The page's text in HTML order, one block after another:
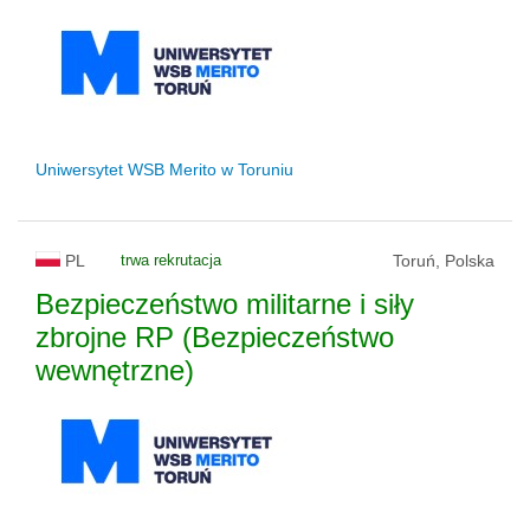
Uniwersytet WSB Merito w Toruniu
PL trwa rekrutacja Toruń, Polska
Bezpieczeństwo militarne i siły
zbrojne RP (Bezpieczeństwo
wewnętrzne)